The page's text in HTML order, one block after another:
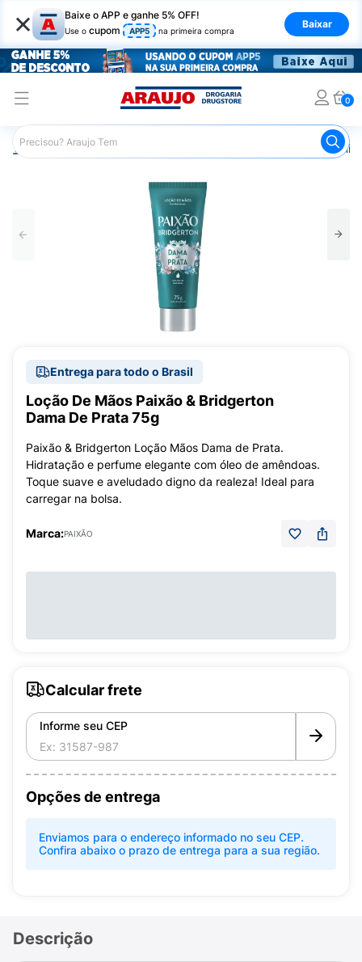
× Baixe o APP e ganhe 5% OFF!
Use o cupom APP5 na primeira compra
Baixar
0
Araujo Beleza e Cuidados
Entrega para todo o Brasil
Loção De Mãos Paixão & Bridgerton
Dama De Prata 75g
Paixão & Bridgerton Loção Mãos Dama de Prata.
Hidratação e perfume elegante com óleo de amêndoas.
Toque suave e aveludado digno da realeza! Ideal para
carregar na bolsa.
Marca:PAIXÃO
Calcular frete
Informe seu CEP
Opções de entrega
Enviamos para o endereço informado no seu CEP.
Confira abaixo o prazo de entrega para a sua região.
Descrição